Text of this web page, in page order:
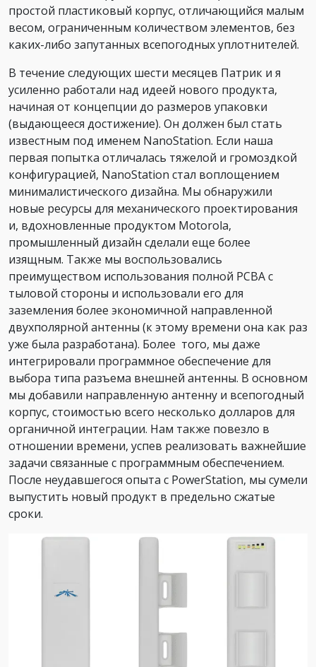
простой пластиковый корпус, отличающийся малым
весом, ограниченным количеством элементов, без
каких-либо запутанных всепогодных уплотнителей.
В течение следующих шести месяцев Патрик и я
усиленно работали над идеей нового продукта,
начиная от концепции до размеров упаковки
(выдающееся достижение). Он должен был стать
известным под именем NanoStation. Если наша
первая попытка отличалась тяжелой и громоздкой
конфигурацией, NanoStation стал воплощением
минималистического дизайна. Мы обнаружили
новые ресурсы для механического проектирования
и, вдохновленные продуктом Motorola,
промышленный дизайн сделали еще более
изящным. Также мы воспользовались
преимуществом использования полной PCBA с
тыловой стороны и использовали его для
заземления более экономичной направленной
двухполярной антенны (к этому времени она как раз
уже была разработана). Более того, мы даже
интегрировали программное обеспечение для
выбора типа разъема внешней антенны. В основном
мы добавили направленную антенну и всепогодный
корпус, стоимостью всего несколько долларов для
органичной интеграции. Нам также повезло в
отношении времени, успев реализовать важнейшие
задачи связанные с программным обеспечением.
После неудавшегося опыта с PowerStation, мы сумели
выпустить новый продукт в предельно сжатые
сроки.